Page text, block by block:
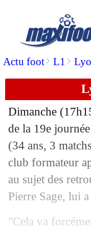
Actu foot> L1 >
Dimanche
de la 19e
(34 ans, 3
club formateur
au sujet des
Pierre Sage, lui
"Cela va
VIDEO
25/01 All.:
:
25/01 All.: le
25/01 PSG:
25/01 :
25/01 Nice :
Lyon :